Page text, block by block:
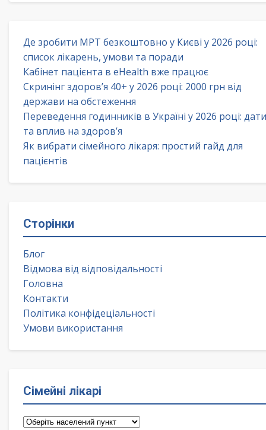
Де зробити МРТ безкоштовно у Києві у 2026 році:
список лікарень, умови та поради
Кабінет пацієнта в eHealth вже працює
Скринінг здоров’я 40+ у 2026 році: 2000 грн від
держави на обстеження
Переведення годинників в Україні у 2026 році: дати
та вплив на здоров’я
Як вибрати сімейного лікаря: простий гайд для
пацієнтів
Сторінки
Блог
Відмова від відповідальності
Головна
Контакти
Політика конфідеціальності
Умови використання
Сімейні лікарі
Сімейні